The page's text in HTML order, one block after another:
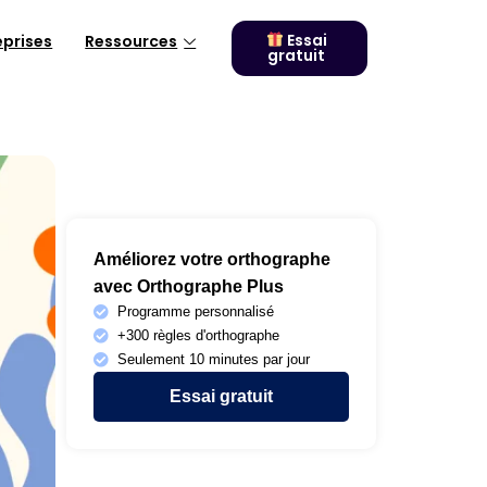
Ressources Essai
gratuit
Améliorez votre orthographe
avec Orthographe Plus
Programme personnalisé
+300 règles d'orthographe
Seulement 10 minutes par jour
Essai gratuit